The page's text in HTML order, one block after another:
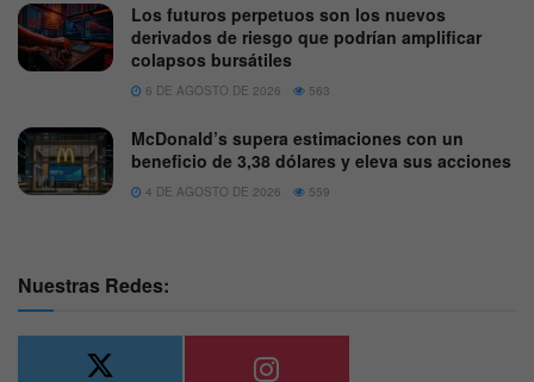
Los futuros perpetuos son los nuevos
derivados de riesgo que podrían amplificar
colapsos bursátiles
6 DE AGOSTO DE 2026 563
McDonald’s supera estimaciones con un
beneficio de 3,38 dólares y eleva sus acciones
4 DE AGOSTO DE 2026 559
Nuestras Redes: